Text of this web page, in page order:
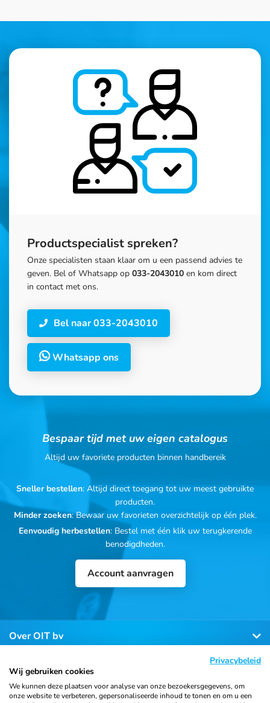
Productspecialist spreken?
Onze specialisten staan klaar om u een passend advies te
geven. Bel of Whatsapp op 033-2043010 en kom direct
in contact met ons.
Bel naar 033-2043010
Whatsapp ons
Bespaar tijd met uw eigen catalogus
Altijd uw favoriete producten binnen handbereik
Sneller bestellen: Altijd direct toegang tot uw meest gebruikte
producten.
Minder zoeken: Bewaar uw favorieten overzichtelijk op één plek.
Eenvoudig herbestellen: Bestel met één klik uw terugkerende
benodigdheden.
Account aanvragen
Over OIT bv
Klantenservice
Privacybeleid
Wij gebruiken cookies
We kunnen deze plaatsen voor analyse van onze bezoekersgegevens, om
onze website te verbeteren, gepersonaliseerde inhoud te tonen en om u een